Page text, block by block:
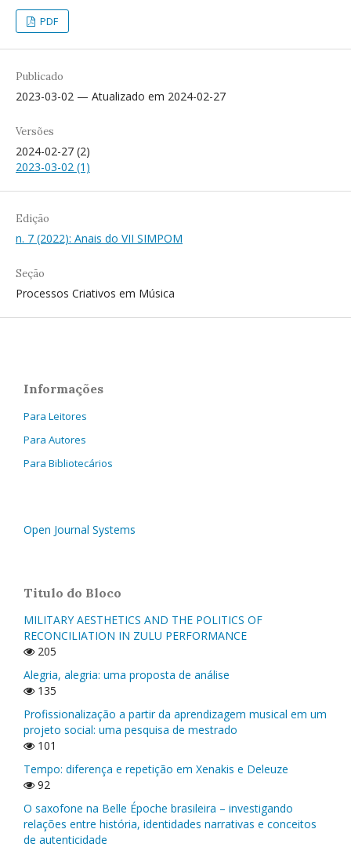
PDF
Publicado
2023-03-02 — Atualizado em 2024-02-27
Versões
2024-02-27 (2)
2023-03-02 (1)
Edição
n. 7 (2022): Anais do VII SIMPOM
Seção
Processos Criativos em Música
Informações
Para Leitores
Para Autores
Para Bibliotecários
Open Journal Systems
Titulo do Bloco
MILITARY AESTHETICS AND THE POLITICS OF
RECONCILIATION IN ZULU PERFORMANCE
205
Alegria, alegria: uma proposta de análise
135
Profissionalização a partir da aprendizagem musical em um
projeto social: uma pesquisa de mestrado
101
Tempo: diferença e repetição em Xenakis e Deleuze
92
O saxofone na Belle Époche brasileira – investigando
relações entre história, identidades narrativas e conceitos
de autenticidade